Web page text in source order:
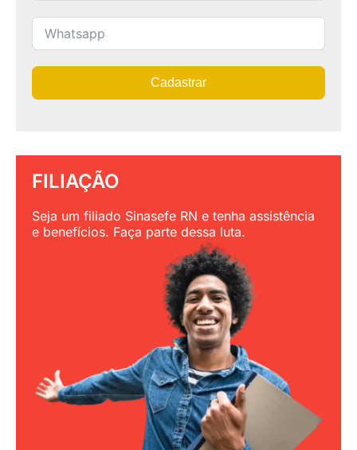
Cadastrar
FILIAÇÃO
Seja um filiado Sinasefe RN e tenha assistência
e benefícios. Faça parte dessa luta.